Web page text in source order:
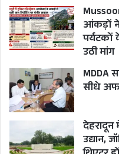
आंकड़ों ने
पर्यटकों
उठी मांग
MDDA
सीधे
देहरादून
उद्यान,